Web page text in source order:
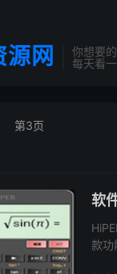
源网
你想要
每天看
第3页
软
款功